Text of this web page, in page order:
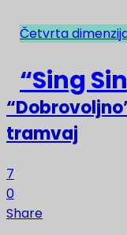
NAJNOVIJE
tramvaj
7
0
Share
Četvrta
“Sing